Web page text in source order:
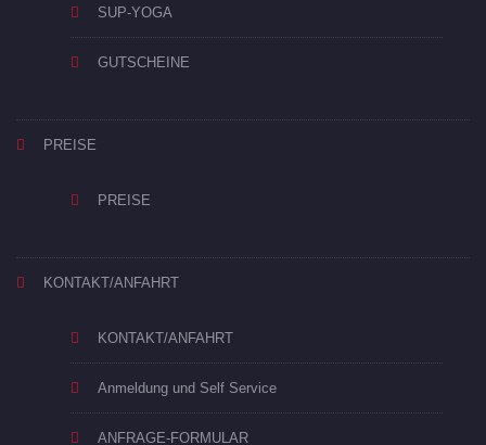
SUP-YOGA
GUTSCHEINE
PREISE
PREISE
KONTAKT/ANFAHRT
KONTAKT/ANFAHRT
Anmeldung und Self Service
ANFRAGE-FORMULAR